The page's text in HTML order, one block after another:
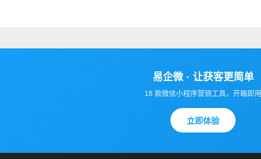
易企微 · 让获客更简单
18 款微信小程序营销工具，开箱即用
立即体验